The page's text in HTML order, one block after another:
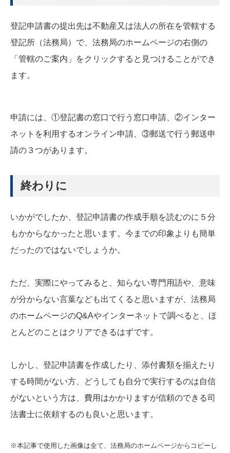
登記申請書の提出先は不動産又は法人の所在を管轄する
登記所（法務局）で、法務局のホームページの右側の
「管轄のご案内」をクリックすると見つけることができ
ます。
申請には、①登記書の窓口で行う窓口申請、②インター
ネットを利用するオンライン申請、③郵送で行う郵送申
請の３つがあります。
終わりに
いかがでしたか、登記申請書の作成手順を読むのに５分
もかからなかったと思います。今までの印象よりも簡単
だったのではないでしょうか。
ただ、実際にやってみると、知らない専門用語や、意味
が分からない言葉なども出てくると思いますが、法務局
のホームページのQ&Aやインターネットで調べると、ほ
とんどのことはクリアできるはずです。
しかし、登記申請書を作成したり、添付書類を揃えたり
する時間がない方、どうしても自分で実行するのは自信
がないという方は、費用はかかりますが信頼のできる司
法書士に依頼するのも良いと思います。
※本記事で使用した画像は全て、法務局のホームページからコピーし